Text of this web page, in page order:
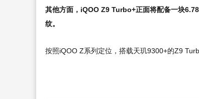
其他方面，iQOO Z9 Turbo+正面将配备一块
纹。
按照iQOO Z系列定位，搭载天玑9300+的Z9